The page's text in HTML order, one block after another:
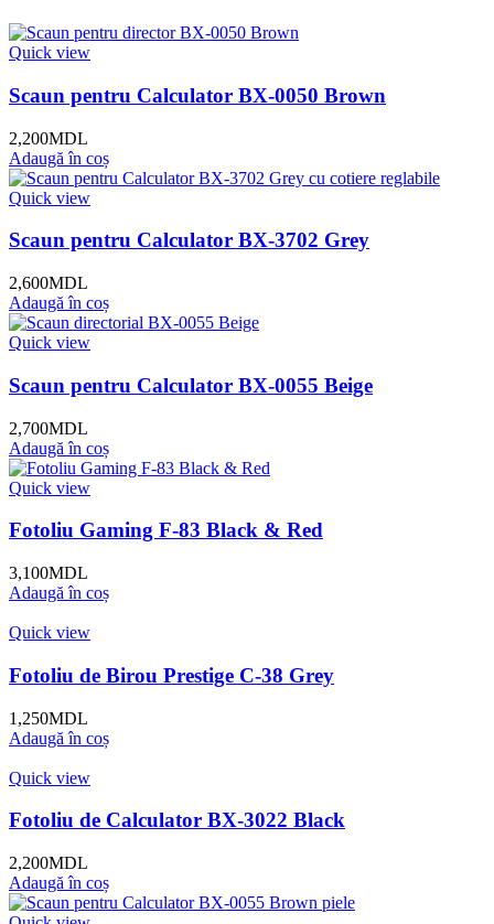
Quick view
Scaun pentru Calculator BX-0050 Brown
2,200MDL
Adaugă în coș
Quick view
Scaun pentru Calculator BX-3702 Grey
2,600MDL
Adaugă în coș
Quick view
Scaun pentru Calculator BX-0055 Beige
2,700MDL
Adaugă în coș
Quick view
Fotoliu Gaming F-83 Black & Red
3,100MDL
Adaugă în coș
Quick view
Fotoliu de Birou Prestige C-38 Grey
1,250MDL
Adaugă în coș
Quick view
Fotoliu de Calculator BX-3022 Black
2,200MDL
Adaugă în coș